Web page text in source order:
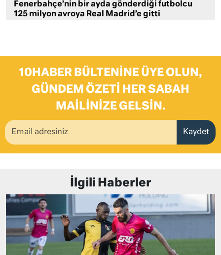
Fenerbahçe’nin bir ayda gönderdiği futbolcu
125 milyon avroya Real Madrid’e gitti
10HABER BÜLTENINE ÜYE OLUN,
GÜNDEM ÖZETI HER SABAH
MAILINIZE GELSIN.
Kaydet
İlgili Haberler